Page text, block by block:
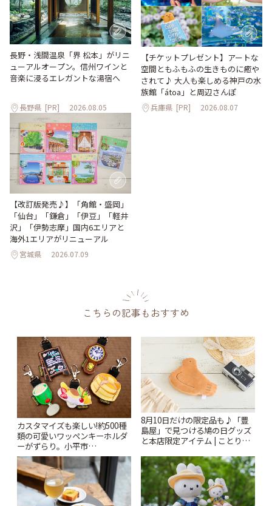
長野・浅間温泉「界 松本」がリニ
ューアルオープン。信州ワインと
音楽に浸るエレガントな湯宿へ
長野県 [PR] 2026.08.05
【チケットプレゼント】アートな
空間ともふもふの生きものに癒や
されて♪ 大人も楽しめる神戸の水
族館「átoa」と周辺さんぽ
兵庫県 [PR] 2026.08.07
【改訂版発売♪】「角館・盛岡」
「仙台」「鎌倉」「伊豆」「軽井
沢」「伊勢志摩」国内6エリアと
海外1エリアがリニューアル
宮城県 2026.07.09
こちらの記事もおすすめ
カスタマイズも楽しい!約500種
類の可愛いワッペンキーホルダ
ーがずらり。小平市
「Kimamaya T&K」 | ことりっ
ぷ
8月10日だけの限定品も♪「豊
島屋」で見つける鳩の日グッズ
と本店限定アイテム | ことりっ